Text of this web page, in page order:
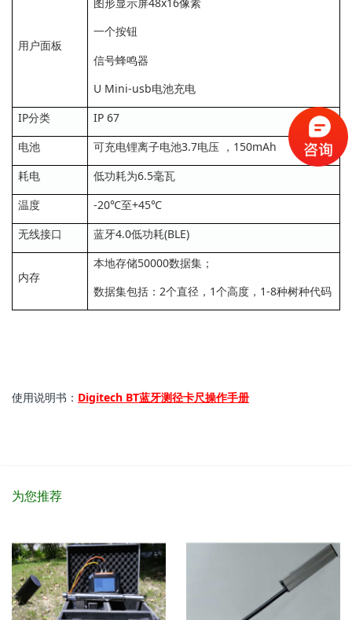
用户面板
一个按钮
信号蜂鸣器
U Mini-usb电池充电
IP分类
IP 67
电池
可充电锂离子电池3.7电压 ，150mAh
耗电
低功耗为6.5毫瓦
温度
-20℃至+45℃
无线接口
蓝牙4.0低功耗(BLE)
内存
本地存储50000数据集；
数据集包括：2个直径，1个高度，1-8种树种代码
使用说明书： Digitech BT蓝牙测径卡尺操作手册
为您推荐